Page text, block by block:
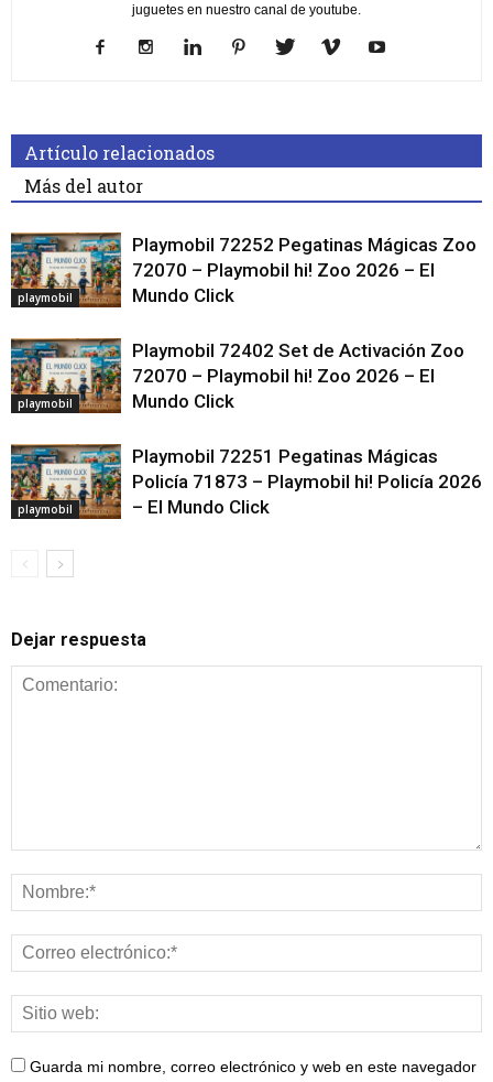
juguetes en nuestro canal de youtube.
Artículo relacionados
Más del autor
playmobil
Playmobil 72252 Pegatinas Mágicas Zoo
72070 – Playmobil hi! Zoo 2026 – El
Mundo Click
playmobil
Playmobil 72402 Set de Activación Zoo
72070 – Playmobil hi! Zoo 2026 – El
Mundo Click
playmobil
Playmobil 72251 Pegatinas Mágicas
Policía 71873 – Playmobil hi! Policía 2026
– El Mundo Click
Dejar respuesta
Guarda mi nombre, correo electrónico y web en este navegador